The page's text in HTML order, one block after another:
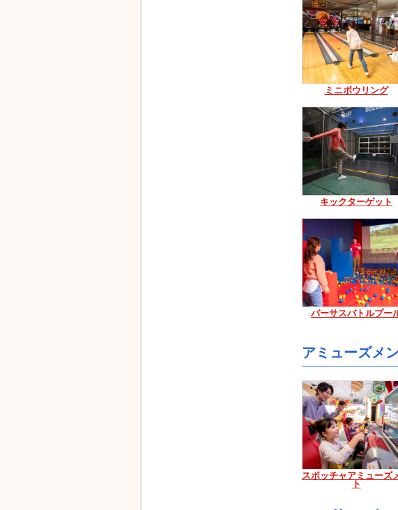
ミニボウリング
キックターゲット
バーサスバトルプー
アミューズメ
スポッチャアミューズ
ト